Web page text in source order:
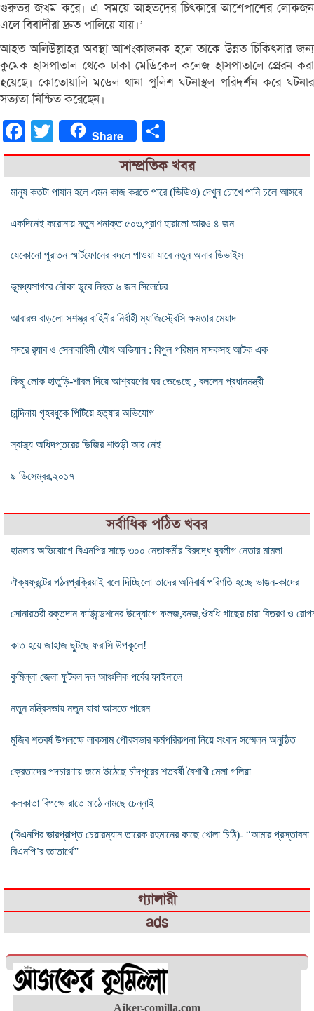
গুরুতর জখম করে। এ সময়ে আহতদের চিৎকারে আশেপাশের লোকজন
এলে বিবাদীরা দ্রুত পালিয়ে যায়।’
আহত অলিউল্লাহর অবস্থা আশংকাজনক হলে তাকে উন্নত চিকিৎসার জন্য
কুমেক হাসপাতাল থেকে ঢাকা মেডিকেল কলেজ হাসপাতালে প্রেরন করা
হয়েছে। কোতোয়ালি মডেল থানা পুলিশ ঘটনাস্থল পরিদর্শন করে ঘটনার
সত্যতা নিশ্চিত করেছেন।
FacebookTwitter Share
সাম্প্রতিক খবর
মানুষ কতটা পাষান হলে এমন কাজ করতে পারে (ভিডিও) দেখুন চোখে পানি চলে আসবে
একদিনেই করোনায় নতুন শনাক্ত ৫০৩,প্রাণ হারালো আরও ৪ জন
যেকোনো পুরাতন স্মার্টফোনের বদলে পাওয়া যাবে নতুন অনার ডিভাইস
ভূমধ্যসাগরে নৌকা ডুবে নিহত ৬ জন সিলেটের
আবারও বাড়লো সশস্ত্র বাহিনীর নির্বাহী ম্যাজিস্ট্রেসি ক্ষমতার মেয়াদ
সদরে র‌্যাব ও সেনাবাহিনী যৌথ অভিযান : বিপুল পরিমান মাদকসহ আটক এক
কিছু লোক হাতুড়ি-শাবল দিয়ে আশ্রয়ণের ঘর ভেঙেছে , বললেন প্রধানমন্ত্রী
চান্দিনায় গৃহবধুকে পিটিয়ে হত্যার অভিযোগ
স্বাস্থ্য অধিদপ্তরের ডিজির শাশুড়ী আর নেই
৯ ডিসেম্বর,২০১৭
সর্বাধিক পঠিত খবর
হামলার অভিযোগে বিএনপির সাড়ে ৩০০ নেতাকর্মীর বিরুদ্ধে যুবলীগ নেতার মামলা
ঐক্যফ্রন্টের গঠনপ্রক্রিয়াই বলে দিচ্ছিলো তাদের অনিবার্য পরিণতি হচ্ছে ভাঙন-কাদের
সোনারতরী রক্তদান ফাউন্ডেশনের উদ্যোগে ফলজ,বনজ,ঔষধি গাছের চারা বিতরণ ও
কাত হয়ে জাহাজ ছুটছে ফরাসি উপকূলে!
কুমিল্লা জেলা ফুটবল দল আঞ্চলিক পর্বের ফাইনালে
নতুন মন্ত্রিসভায় নতুন যারা আসতে পারেন
মুজিব শতবর্ষ উপলক্ষে লাকসাম পৌরসভার কর্মপরিকল্পনা নিয়ে সংবাদ সম্মেলন অনুষ্ঠিত
ক্রেতাদের পদচারণায় জমে উঠেছে চাঁদপুরের শতবর্ষী বৈশাখী মেলা গলিয়া
কলকাতা বিপক্ষে রাতে মাঠে নামছে চেন্নাই
(বিএনপির ভারপ্রাপ্ত চেয়ারম্যান তারেক রহমানের কাছে খোলা চিঠি)- “আমার প্রস্তাবনা
বিএনপি’র জ্ঞাতার্থে”
গ্যালারী
ads
Ajker-comilla.com